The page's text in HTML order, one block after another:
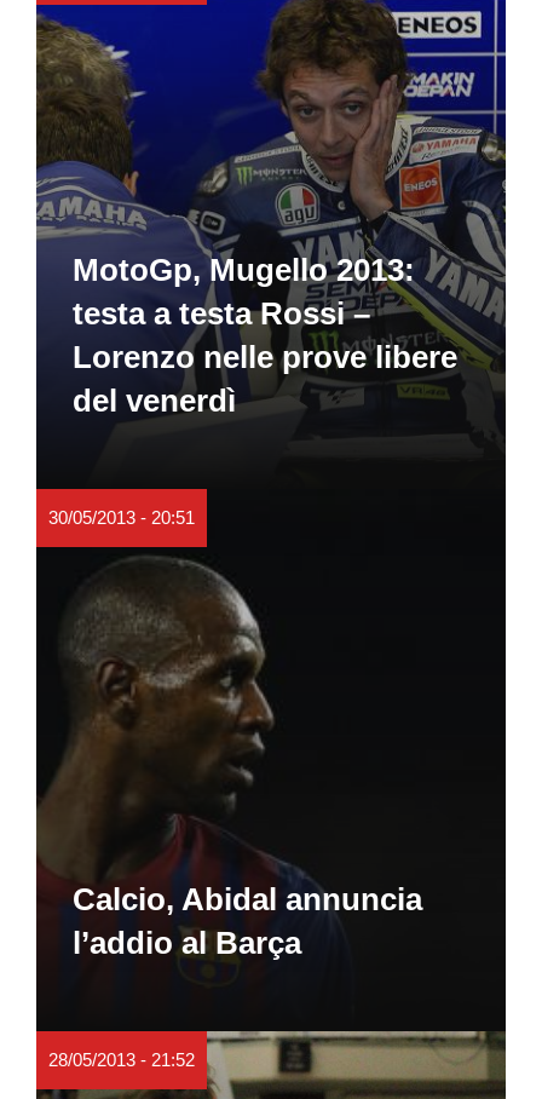
MotoGp, Mugello 2013:
testa a testa Rossi –
Lorenzo nelle prove libere
del venerdì
30/05/2013 - 20:51
Calcio, Abidal annuncia
l’addio al Barça
28/05/2013 - 21:52